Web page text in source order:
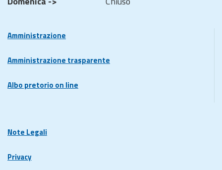
Amministrazione
Amministrazione trasparente
Albo pretorio on line
Note Legali
Privacy